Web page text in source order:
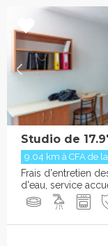
Studio de
9.04 km à CFA de
Frais d'entretien
d'eau, service